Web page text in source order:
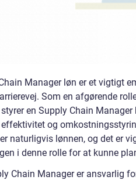
Manager løn er et vigtigt
Som en afgørende
en Supply Chain
og
naturligvis lønnen, og det er
i denne rolle for at kunne
Chain Manager er ansvarlig